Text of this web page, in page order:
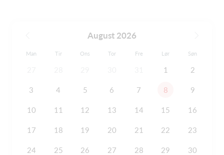
August 2026
Man Tir Ons Tor Fre Lør Søn
1 2
3 4 5 6 7 8 9
10 11 12 13 14 15 16
17 18 19 20 21 22 23
24 25 26 27 28 29 30